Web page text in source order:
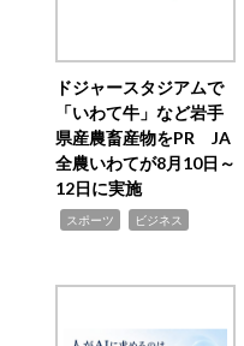
ドジャースタジアムで
「いわて牛」など岩手
県産農畜産物をPR JA
全農いわてが8月10日～
12日に実施
スポーツ ビジネス